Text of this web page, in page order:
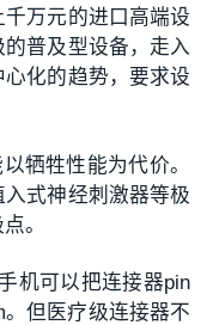
万元的进口高端设
普及型设备，走入
化的趋势，要求设
牺牲性能为代价。
式神经刺激器等极
。
机可以把连接器pin
但医疗级连接器不